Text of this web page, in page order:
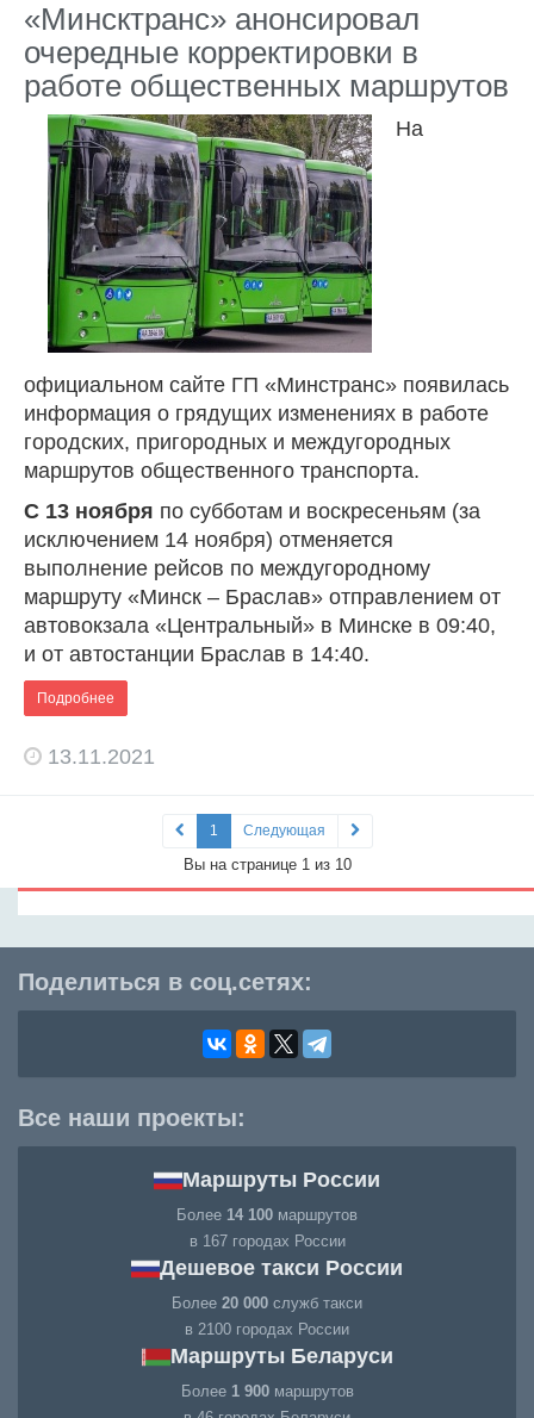
«Минсктранс» анонсировал
очередные корректировки в
работе общественных маршрутов
На
официальном сайте ГП «Минстранс» появилась
информация о грядущих изменениях в работе
городских, пригородных и междугородных
маршрутов общественного транспорта.
С 13 ноября по субботам и воскресеньям (за
исключением 14 ноября) отменяется
выполнение рейсов по междугородному
маршруту «Минск – Браслав» отправлением от
автовокзала «Центральный» в Минске в 09:40,
и от автостанции Браслав в 14:40.
Подробнее
13.11.2021
1 Следующая
Вы на странице 1 из 10
Поделиться в соц.сетях:
Все наши проекты:
Маршруты России
Более 14 100 маршрутов
в 167 городах России
Дешевое такси России
Более 20 000 служб такси
в 2100 городах России
Маршруты Беларуси
Более 1 900маршрутов